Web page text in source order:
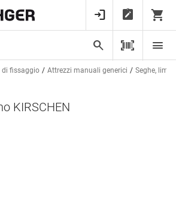
di fissaggio Attrezzi manuali generici Seghe, lime
KIRSCHEN